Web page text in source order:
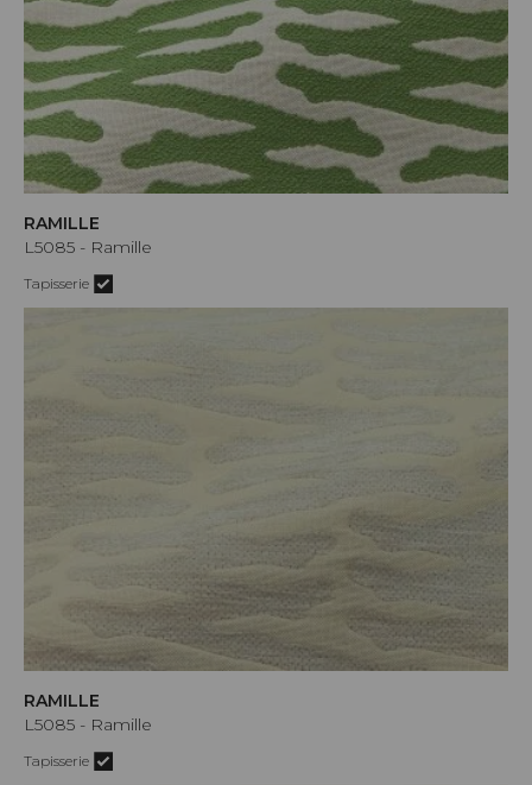
RAMILLE
L5085 - Ramille
Tapisserie
RAMILLE
L5085 - Ramille
Tapisserie